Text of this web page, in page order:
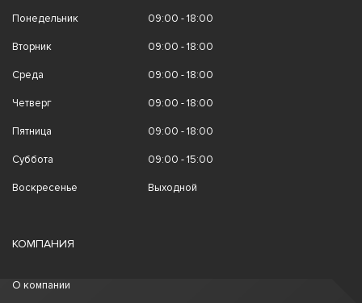
Понедельник 09:00 - 18:00
Вторник 09:00 - 18:00
Среда 09:00 - 18:00
Четверг 09:00 - 18:00
Пятница 09:00 - 18:00
Суббота 09:00 - 15:00
Воскресенье Выходной
КОМПАНИЯ
О компании